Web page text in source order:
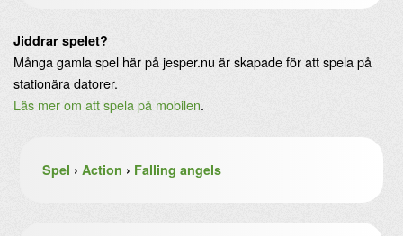
Jiddrar spelet?
Många gamla spel här på jesper.nu är skapade för att spela på
stationära datorer.
Läs mer om att spela på mobilen.
Spel › Action › Falling angels